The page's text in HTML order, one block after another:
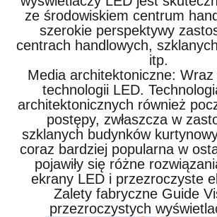
ze środowiskiem centrum
szerokie perspektywy
centrach handlowych,
itp.
Media architektoniczne:
technologii LED.
architektonicznych również
postępy, zwłaszcza w
szklanych budynków
coraz bardziej popularna w
pojawiły się różne
ekrany LED i przezroczyste
Zalety fabryczne Guide
przezroczystych